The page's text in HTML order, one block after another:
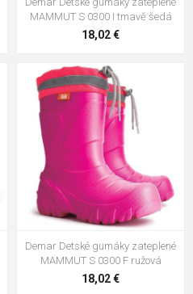
MAMMUT S 0300 I tmavě šedá
18,02 €
Demar Detské gumáky zateplené
MAMMUT S 0300 F ružová
18,02 €